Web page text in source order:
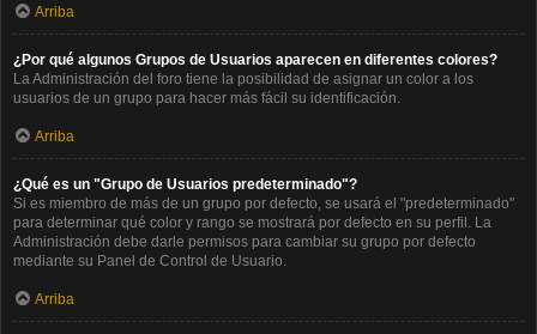
Arriba
¿Por qué algunos Grupos de Usuarios aparecen en diferentes colores?
La Administración del foro tiene la posibilidad de asignar un color a los
usuarios de un grupo para hacer más fácil su identificación.
Arriba
¿Qué es un "Grupo de Usuarios predeterminado"?
Si es miembro de más de un grupo por defecto, se usará el "predeterminado"
para determinar qué color y rango se mostrará por defecto en su perfil. La
Administración debe darle permisos para cambiar su grupo por defecto
mediante su Panel de Control de Usuario.
Arriba